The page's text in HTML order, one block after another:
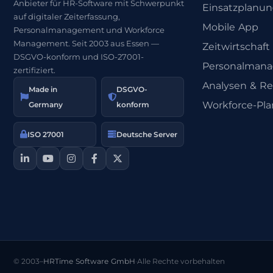
Anbieter für HR-Software mit Schwerpunkt
auf digitaler Zeiterfassung,
Personalmanagement und Workforce
Management. Seit 2003 aus Essen —
DSGVO-konform und ISO-27001-
zertifiziert.
Made in
Germany
DSGVO-
konform
ISO 27001 Deutsche Server
Mobile App
Zeitwirtschaft
Analysen &
Workforce-
© 2003–HRTime Software GmbH·Alle Rechte vorbehalten